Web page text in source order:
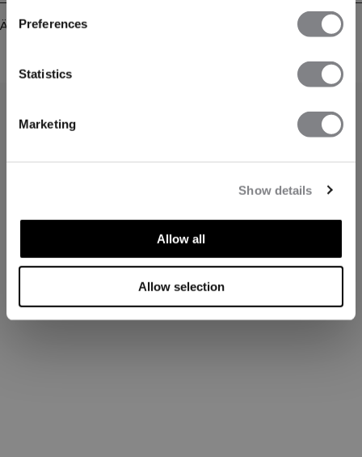
Preferences
Statistics
Marketing
Show details
Allow all
Allow selection
Ähnliche Produkte